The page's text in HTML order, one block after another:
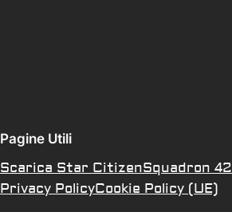
Pagine Utili
Scarica Star CitizenSquadron 42
Privacy PolicyCookie Policy (UE)